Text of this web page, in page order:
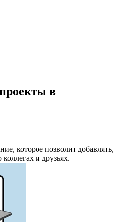
в
которое позволит добавлять,
и друзьях.